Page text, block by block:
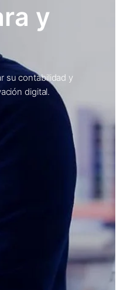
y
su contabilidad y
digital.